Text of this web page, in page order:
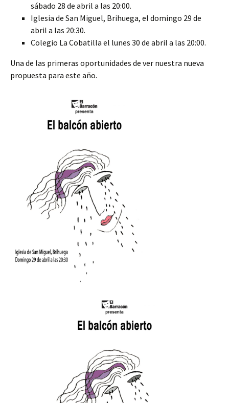
sábado 28 de abril a las 20:00.
Iglesia de San Miguel, Brihuega, el domingo 29 de
abril a las 20:30.
Colegio La Cobatilla el lunes 30 de abril a las 20:00.
Una de las primeras oportunidades de ver nuestra nueva
propuesta para este año.